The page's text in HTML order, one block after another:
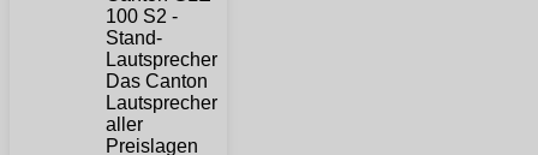
Das Canton
Lautsprecher
aller
Preislagen